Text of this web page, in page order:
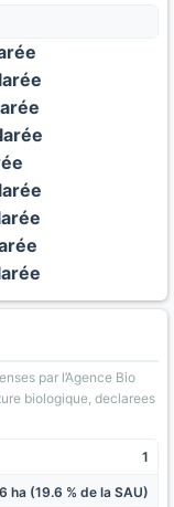
par l’Agence Bio
biologique, declarees
1
ha (19.6 % de la SAU)